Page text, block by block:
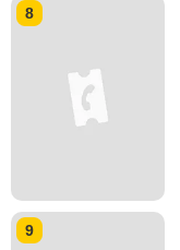
8
9